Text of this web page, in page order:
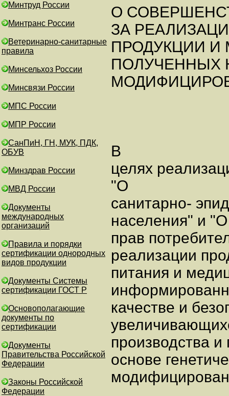
Минтруд России
Минтранс России
Ветеринарно-санитарные
правила
Минсельхоз России
Минсвязи России
МПС России
МПР России
СанПиН, ГН, МУК, ПДК,
ОБУВ
Минздрав России
МВД России
Документы
международных
организаций
Правила и порядки
сертификации однородных
видов продукции
Документы Системы
сертификации ГОСТ Р
Основополагающие
документы по
сертификации
Документы
Правительства Российской
Федерации
Законы Российской
Федерации
О
ЗА
ПРОДУКЦИИ И
ПОЛУЧЕННЫХ
В
целях
"О
санитарно-
населения" и
прав
реализации
питания и
качестве и
производства
основе